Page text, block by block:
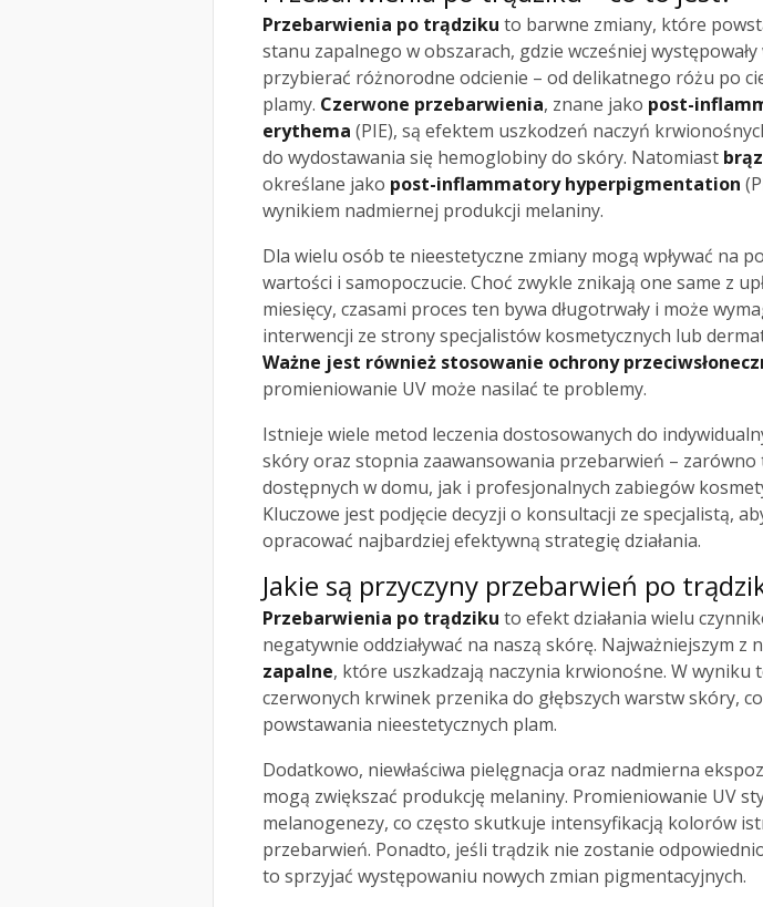
Przebarwienia po trądziku to barwne zmiany, które
stanu zapalnego w obszarach, gdzie wcześniej
przybierać różnorodne odcienie – od delikatnego różu po
plamy. Czerwone przebarwienia, znane jako post-
erythema (PIE), są efektem uszkodzeń naczyń
do wydostawania się hemoglobiny do skóry. Natomiast
określane jako post-inflammatory hyperpigmentation
wynikiem nadmiernej produkcji melaniny.
Dla wielu osób te nieestetyczne zmiany mogą wpływać na
wartości i samopoczucie. Choć zwykle znikają one same z
miesięcy, czasami proces ten bywa długotrwały i może
interwencji ze strony specjalistów kosmetycznych lub
Ważne jest również stosowanie ochrony
promieniowanie UV może nasilać te problemy.
Istnieje wiele metod leczenia dostosowanych do
skóry oraz stopnia zaawansowania przebarwień – zarówno
dostępnych w domu, jak i profesjonalnych zabiegów
Kluczowe jest podjęcie decyzji o konsultacji ze specjalistą,
opracować najbardziej efektywną strategię działania.
Jakie są przyczyny przebarwień po
Przebarwienia po trądziku to efekt działania wielu
negatywnie oddziaływać na naszą skórę. Najważniejszym z
zapalne, które uszkadzają naczynia krwionośne. W wyniku
czerwonych krwinek przenika do głębszych warstw skóry,
powstawania nieestetycznych plam.
Dodatkowo, niewłaściwa pielęgnacja oraz nadmierna
mogą zwiększać produkcję melaniny. Promieniowanie UV
melanogenezy, co często skutkuje intensyfikacją kolorów
przebarwień. Ponadto, jeśli trądzik nie zostanie
to sprzyjać występowaniu nowych zmian pigmentacyjnych.